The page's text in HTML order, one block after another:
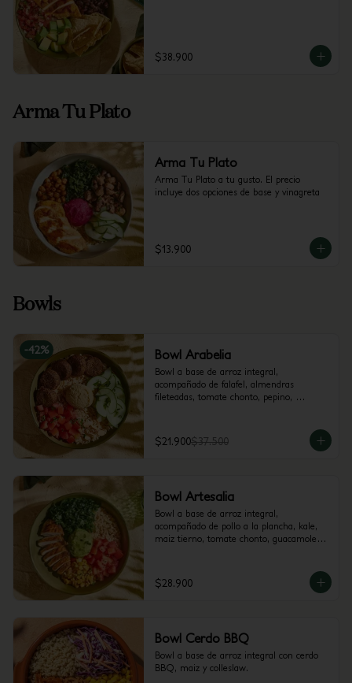
$38.900
Arma Tu Plato
Arma Tu Plato
Arma Tu Plato a tu gusto. El precio
incluye dos opciones de base y vinagreta
$13.900
Bowls
-42% Bowl Arabelia
Bowl a base de arroz integral,
acompañado de falafel, almendras
fileteadas, tomate chonto, pepino,
$21.900$37.500
Bowl Artesalia
Bowl a base de arroz integral,
acompañado de pollo a la plancha, kale,
maiz tierno, tomate chonto, guacamole y
$28.900
Bowl Cerdo BBQ
Bowl a base de arroz integral con cerdo
BBQ, maiz y colleslaw.